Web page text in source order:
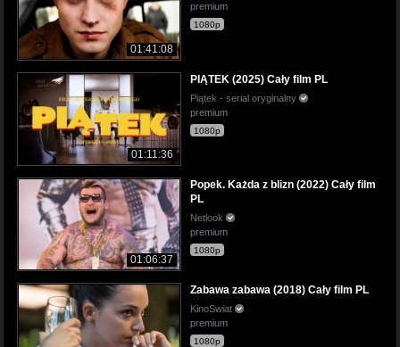
01:41:08
premium
1080p
01:11:36
PIĄTEK (2025) Cały film PL
Piątek - serial oryginalny
premium
1080p
01:06:37
Popek. Każda z blizn (2022) Cały film
PL
Netlook
premium
1080p
Zabawa zabawa (2018) Cały film PL
KinoSwiat
premium
1080p